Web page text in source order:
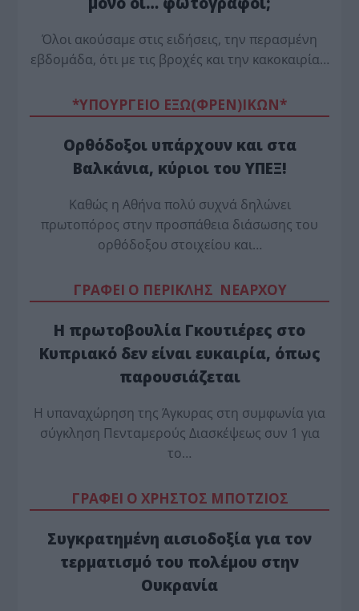
Όλοι ακούσαμε στις ειδήσεις, την περασμένη
εβδομάδα, ότι με τις βροχές και την κακοκαιρία…
*ΥΠΟΥΡΓΕΙΟ ΕΞΩ(ΦΡΕΝ)ΙΚΩΝ*
Ορθόδοξοι υπάρχουν και στα
Βαλκάνια, κύριοι του ΥΠΕΞ!
Καθώς η Αθήνα πολύ συχνά δηλώνει
πρωτοπόρος στην προσπάθεια διάσωσης του
ορθόδοξου στοιχείου και…
ΓΡΑΦΕΙ Ο ΠΕΡΙΚΛΗΣ ΝΕΑΡΧΟΥ
Η πρωτοβουλία Γκουτιέρες στο
Κυπριακό δεν είναι ευκαιρία, όπως
παρουσιάζεται
Η υπαναχώρηση της Άγκυρας στη συμφωνία για
σύγκληση Πενταμερούς Διασκέψεως συν 1 για
το…
ΓΡΑΦΕΙ Ο ΧΡΗΣΤΟΣ ΜΠΟΤΖΙΟΣ
Συγκρατημένη αισιοδοξία για τον
τερματισμό του πολέμου στην
Ουκρανία